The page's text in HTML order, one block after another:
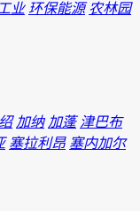
业 环保能源 农林园
加纳 加蓬 津巴布
塞拉利昂 塞内加尔